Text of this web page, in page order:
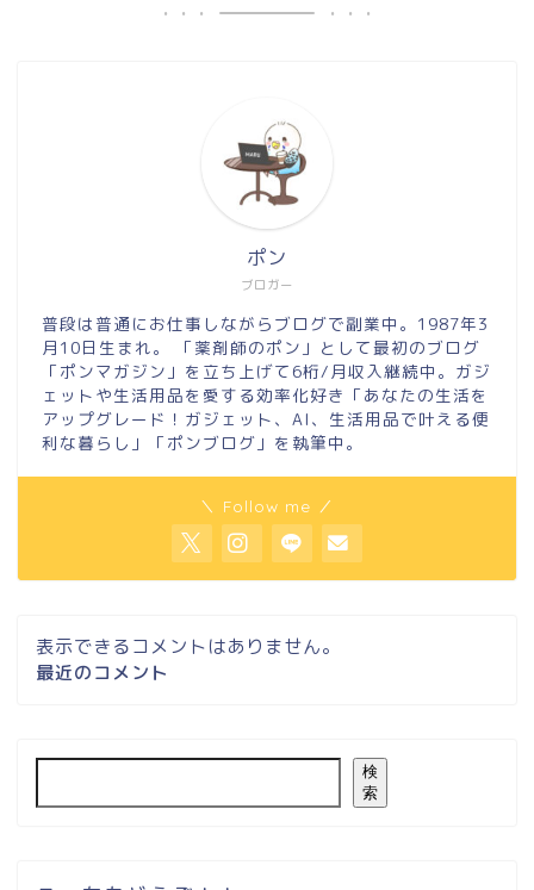
ブロガー
ポン
普段は普通にお仕事しながらブログで副業中。1987年3
月10日生まれ。 「薬剤師のポン」として最初のブログ
「ポンマガジン」を立ち上げて6桁/月収入継続中。ガジ
ェットや生活用品を愛する効率化好き「あなたの生活を
アップグレード！ガジェット、AI、生活用品で叶える便
利な暮らし」「ポンブログ」を執筆中。
＼ Follow me ／
表示できるコメントはありません。
最近のコメント
検
索